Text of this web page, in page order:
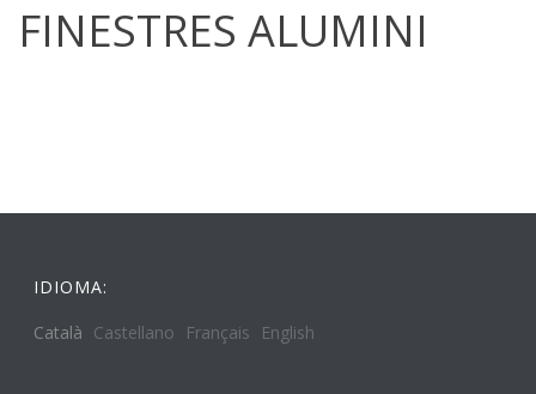
FINESTRES ALUMINI
IDIOMA:
Català Castellano Français English